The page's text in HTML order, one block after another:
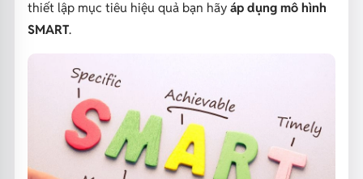
thiết lập mục tiêu hiệu quả bạn hãy áp dụng mô hình
SMART.